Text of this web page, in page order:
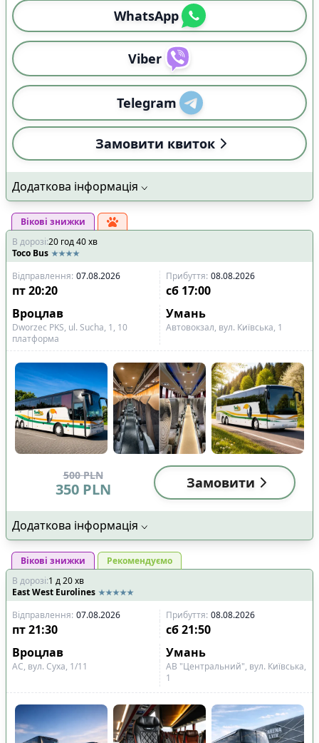
WhatsApp
Viber
Telegram
Замовити квиток
Додаткова інформація
Вікові знижки
В дорозі:20 год40хв
Toco Bus
Відправлення: 07.08.2026 Прибуття: 08.08.2026
пт20:20 сб 17:00
Вроцлав
Умань
Dworzec PKS, ul. Sucha, 1, 10
платформа
Автовокзал, вул. Київська, 1
500 PLN
350 PLN Замовити
Додаткова інформація
Вікові знижки
Рекомендуємо
В дорозі:1 д20хв
East West Eurolines
Відправлення: 07.08.2026 Прибуття: 08.08.2026
пт21:30 сб 21:50
Вроцлав
Умань
АС, вул. Суха, 1/11
АВ "Центральний", вул. Київська,
1